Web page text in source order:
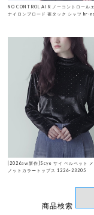
NO CONTROL AIR ノーコントロール
ナイロンブロード 裾タック シャツ hr-
[2026aw新作]Scye サイ ベルベット
ノットカラートップス 1226-23205
商品検索